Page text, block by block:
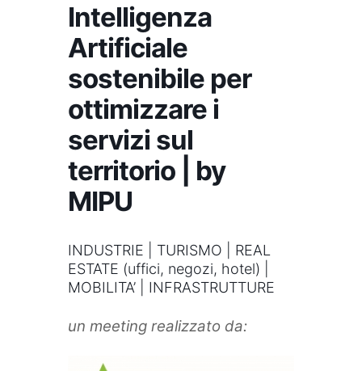
Intelligenza
Artificiale
sostenibile per
ottimizzare i
servizi sul
territorio | by
MIPU
INDUSTRIE | TURISMO | REAL
ESTATE (uffici, negozi, hotel) |
MOBILITA’ | INFRASTRUTTURE
un meeting realizzato da: